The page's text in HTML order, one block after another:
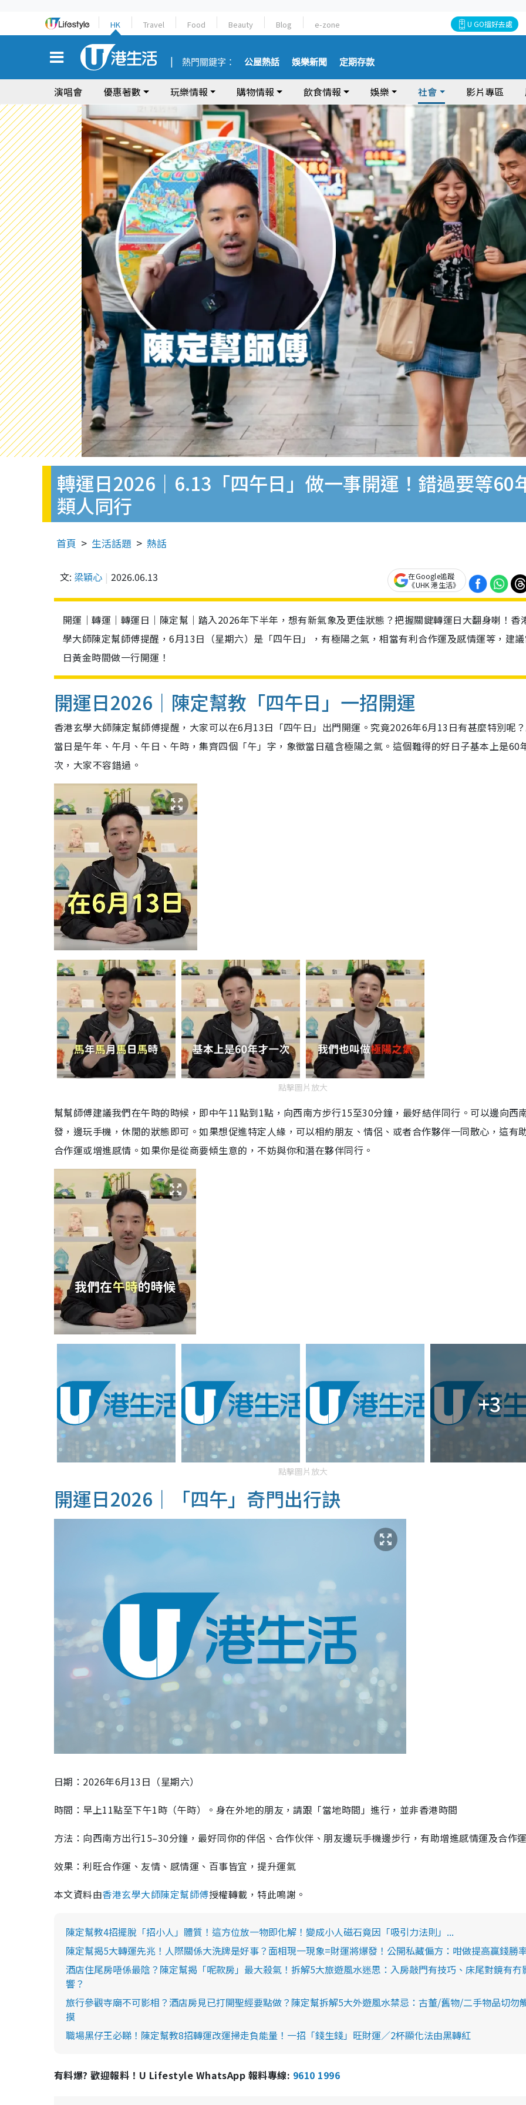
HK Travel Food Beauty Blog e-zone U GO搵好去處
熱門關鍵字： 公屋熱話 娛樂新聞 定期存款
演唱會 優惠著數 玩樂情報 購物情報 飲食情報 娛樂 社會 影片專區
轉運日2026｜6.13「四午日」做一事開運！錯過要等60
類人同行
首頁 生活話題 熱話
文: 梁穎心 2026.06.13
在Google追蹤
《UHK 港生活》
開運｜轉運｜轉運日｜陳定幫｜踏入2026年下半年，想有新氣象及更佳狀態？把握關鍵轉運日大翻身喇！香
學大師陳定幫師傅提醒，6月13日（星期六）是「四午日」，有極陽之氣，相當有利合作運及感情運等，建
日黃金時間做一行開運！
開運日2026｜陳定幫教「四午日」一招開運
香港玄學大師陳定幫師傅提醒，大家可以在6月13日「四午日」出門開運。究竟2026年6月13日有甚麼特別呢
當日是午年、午月、午日、午時，集齊四個「午」字，象徵當日蘊含極陽之氣。這個難得的好日子基本上是60
次，大家不容錯過。
點擊圖片放大
幫幫師傅建議我們在午時的時候，即中午11點到1點，向西南方步行15至30分鐘，最好結伴同行。可以邊向西
發，邊玩手機，休閒的狀態即可。如果想促進特定人緣，可以相約朋友、情侶、或者合作夥伴一同散心，這有
合作運或增進感情。如果你是從商要傾生意的，不妨與你和潛在夥伴同行。
+3
點擊圖片放大
開運日2026｜「四午」奇門出行訣
日期：2026年6月13日（星期六）
時間：早上11點至下午1時（午時）。身在外地的朋友，請跟「當地時間」進行，並非香港時間
方法：向西南方出行15–30分鐘，最好同你的伴侶、合作伙伴、朋友邊玩手機邊步行，有助增進感情運及合作運
效果：利旺合作運、友情、感情運、百事皆宜，提升運氣
本文資料由香港玄學大師陳定幫師傅授權轉載，特此鳴謝。
陳定幫教4招擺脫「招小人」體質！這方位放一物即化解！變成小人磁石竟因「吸引力法則」...
陳定幫揭5大轉運先兆！人際關係大洗牌是好事？面相現一現象=財運將爆發！公開私藏偏方：咁做提高贏錢勝
酒店住尾房唔係最陰？陳定幫揭「呢款房」最大殺氣！拆解5大旅遊風水迷思：入房敲門有技巧、床尾對鏡有冇
響？
旅行參觀寺廟不可影相？酒店房見已打開聖經要點做？陳定幫拆解5大外遊風水禁忌：古董/舊物/二手物品切勿
摸
職場黑仔王必睇！陳定幫教8招轉運改運掃走負能量！一招「錢生錢」旺財運／2杯顯化法由黑轉紅
有料爆? 歡迎報料！U Lifestyle WhatsApp 報料專線: 9610 1996